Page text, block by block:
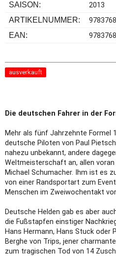
SAISON: 2013
ARTIKELNUMMER:
EAN:
ausverkauft
Die deutschen Fahrer in der
Mehr als fünf Jahrzehnte Formel
deutsche Piloten von Paul
nahezu unbekannt, andere
Weltmeisterschaft an, allen
Michael Schumacher. Ihm ist es
von einer Randsportart zum
Menschen im Zweiwochentakt
Deutsche Helden gab es aber
die Fußstapfen einstiger
Hans Hermann, Hans Stuck
Berghe von Trips, jener
zum tragischen Tod von 14